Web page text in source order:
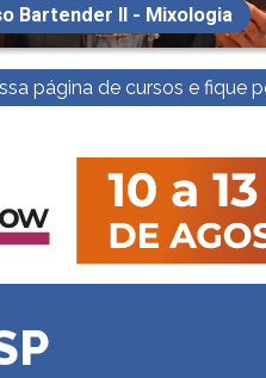
Bartender II - Mixologia
página de cursos e fique